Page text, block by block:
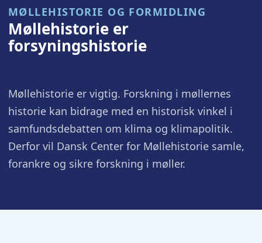
MØLLEHISTORIE OG FORMIDLING
Møllehistorie er
forsyningshistorie
Møllehistorie er vigtig. Forskning i møllernes
historie kan bidrage med en historisk vinkel i
samfundsdebatten om klima og klimapolitik.
Derfor vil Dansk Center for Møllehistorie samle,
forankre og sikre forskning i møller.